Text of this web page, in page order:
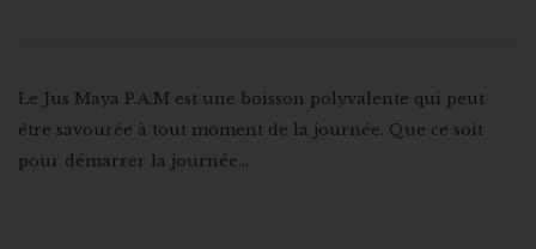
Le Jus Maya P.A.M est une boisson polyvalente qui peut
être savourée à tout moment de la journée. Que ce soit
pour démarrer la journée…